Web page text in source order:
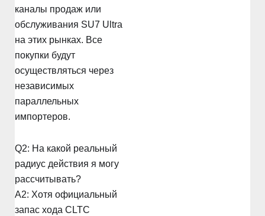
каналы продаж или
обслуживания SU7 Ultra
на этих рынках. Все
покупки будут
осуществляться через
независимых
параллельных
импортеров.
Q2: На какой реальный
радиус действия я могу
рассчитывать?
A2: Хотя официальный
запас хода CLTC